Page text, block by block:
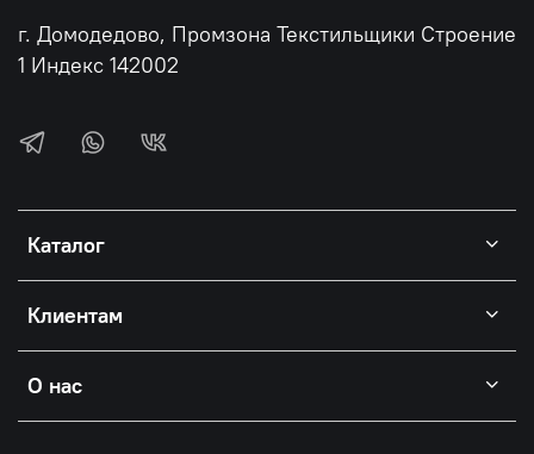
Каталог
Клиентам
О нас
г. Домодедово, Промзона Текстильщики Строение
1 Индекс 142002